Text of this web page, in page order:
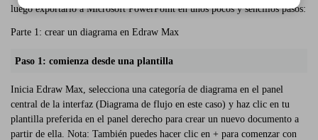
luego exportarlo a Microsoft PowerPoint en unos pocos y sencillos pasos:
Parte 1: crear un diagrama en Edraw Max
Paso 1: comienza desde una plantilla
Inicia Edraw Max, selecciona una categoría de diagrama en el panel
central de la interfaz (Diagrama de flujo en este caso) y haz clic en tu
plantilla preferida en el panel derecho para crear un nuevo documento a
partir de ella. Nota: También puedes hacer clic en + para comenzar con